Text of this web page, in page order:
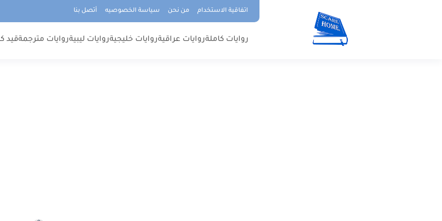
اتفاقية الاستخدام من نحن سياسة الخصوصيه أتصل بنا
روايات كاملةروايات عراقيةروايات خليجيةروايات ليبيةروايات مترجمةقيد